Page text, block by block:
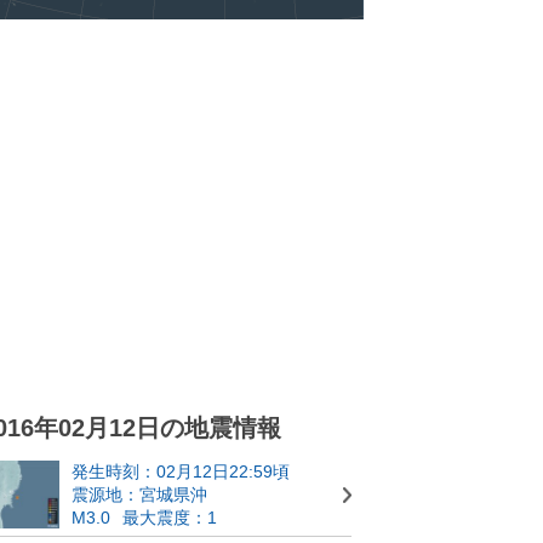
年02月12日の地震情報
発生時刻：02月12日22:59頃
震源地：宮城県沖
M3.0
最大震度：1